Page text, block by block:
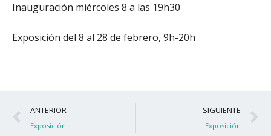
Inauguración miércoles 8 a las 19h30
Exposición del 8 al 28 de febrero, 9h-20h
Ant
ANTERIOR
Exposición
SIGUIENTE
Exposición